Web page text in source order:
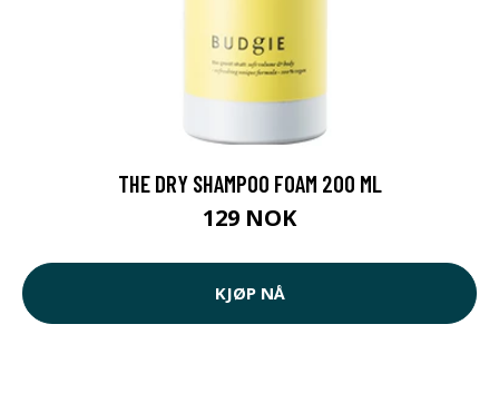
THE DRY SHAMPOO FOAM 200 ML
129 NOK
KJØP NÅ